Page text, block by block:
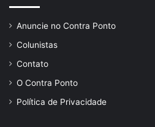
Anuncie no Contra Ponto
Colunistas
Contato
O Contra Ponto
Política de Privacidade